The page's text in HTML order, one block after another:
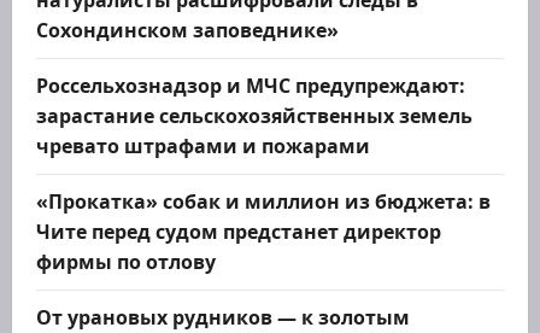
и
с
я
м
Сохондинском заповеднике»
Россельхознадзор и МЧС предупреждают:
зарастание сельскохозяйственных земель
чревато штрафами и пожарами
«Прокатка» собак и миллион из бюджета: в
Чите перед судом предстанет директор
фирмы по отлову
От урановых рудников — к золотым